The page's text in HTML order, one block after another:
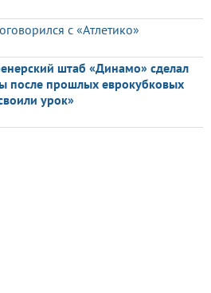
с «Атлетико»
штаб «Динамо» сделал
после прошлых еврокубковых
урок»